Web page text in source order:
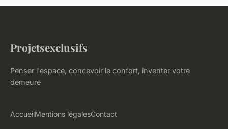
Projetsexclusifs
Penser l'espace, concevoir le confort, inventer votre
demeure
AccueilMentions légalesContact